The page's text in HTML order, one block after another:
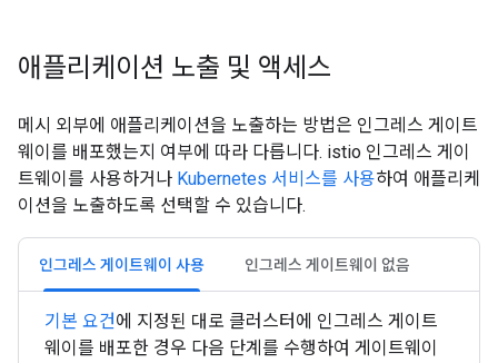
애플리케이션 노출 및 액세스
메시 외부에 애플리케이션을 노출하는 방법은 인그레스 게이트
웨이를 배포했는지 여부에 따라 다릅니다. istio 인그레스 게이
트웨이를 사용하거나 Kubernetes 서비스를 사용하여 애플리케
이션을 노출하도록 선택할 수 있습니다.
인그레스 게이트웨이 사용 인그레스 게이트웨이 없음
기본 요건에 지정된 대로 클러스터에 인그레스 게이트
웨이를 배포한 경우 다음 단계를 수행하여 게이트웨이